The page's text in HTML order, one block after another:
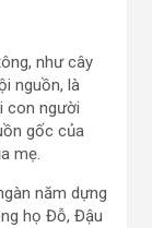
như cây
nguồn, là
con người
gốc của
mẹ.
năm dựng
họ Đỗ, Đậu